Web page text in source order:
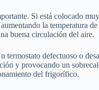
Si está colocado
la temperatura
buena circulación del aire.
defectuoso o
y provocando un
del frigorífico.